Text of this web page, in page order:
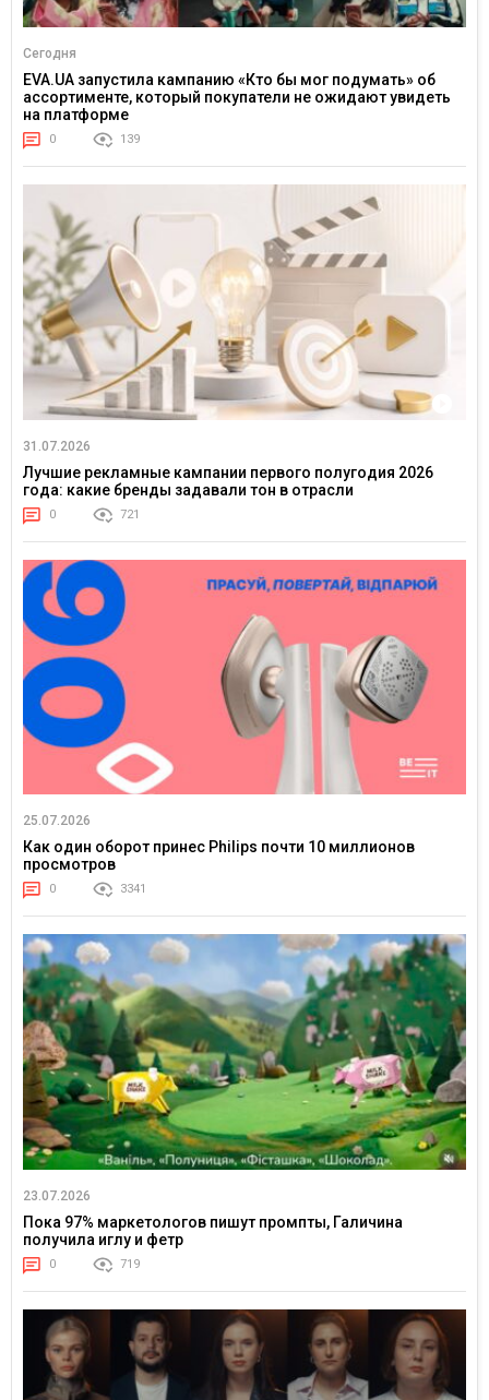
Сегодня
EVA.UA запустила кампанию «Кто бы мог подумать» об
ассортименте, который покупатели не ожидают увидеть
на платформе
0 139
31.07.2026
Лучшие рекламные кампании первого полугодия 2026
года: какие бренды задавали тон в отрасли
0 721
25.07.2026
Как один оборот принес Philips почти 10 миллионов
просмотров
0 3341
23.07.2026
Пока 97% маркетологов пишут промпты, Галичина
получила иглу и фетр
0 719